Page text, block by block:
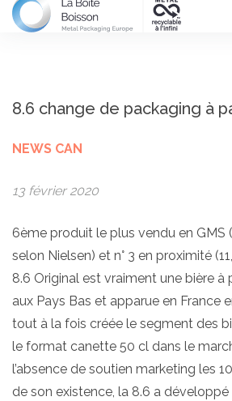
8.6 change de packaging à
NEWS CAN
13 février 2020
6ème produit le plus vendu en GMS
selon Nielsen) et n° 3 en proximité
8.6 Original est vraiment une bière à
aux Pays Bas et apparue en France
tout à la fois créée le segment des
le format canette 50 cl dans le
l’absence de soutien marketing les
de son existence, la 8.6 a